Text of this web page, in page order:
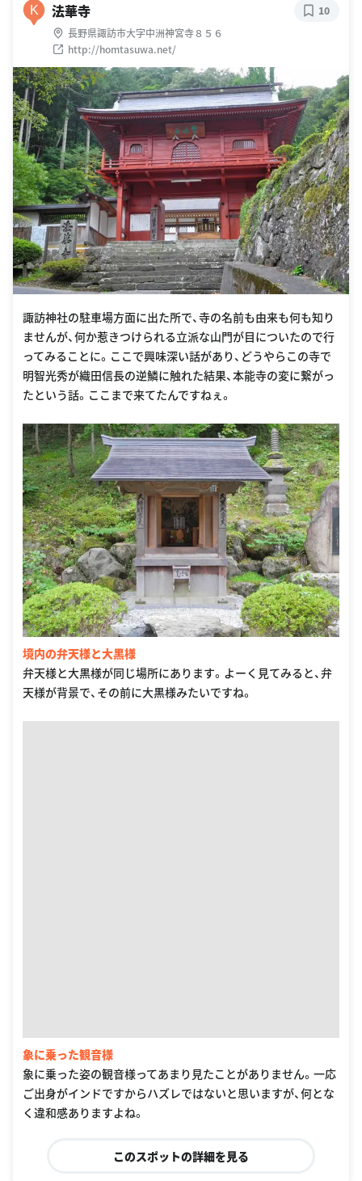
K 法華寺
長野県諏訪市大字中洲神宮寺８５６
http://homtasuwa.net/
10
諏訪神社の駐車場方面に出た所で、寺の名前も由来も何も知り
ませんが、何か惹きつけられる立派な山門が目についたので行
ってみることに。ここで興味深い話があり、どうやらこの寺で
明智光秀が織田信長の逆鱗に触れた結果、本能寺の変に繋がっ
たという話。ここまで来てたんですねぇ。
境内の弁天様と大黒様
弁天様と大黒様が同じ場所にあります。よーく見てみると、弁
天様が背景で、その前に大黒様みたいですね。
象に乗った観音様
象に乗った姿の観音様ってあまり見たことがありません。一応
ご出身がインドですからハズレではないと思いますが、何とな
く違和感ありますよね。
このスポットの詳細を見る